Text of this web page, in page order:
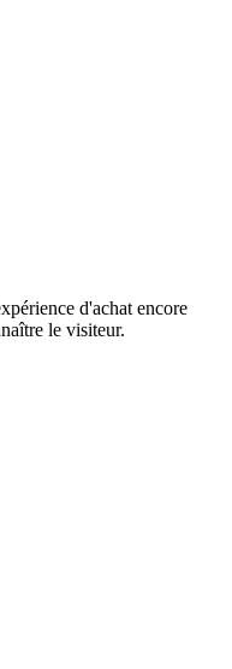
d'achat encore
le visiteur.